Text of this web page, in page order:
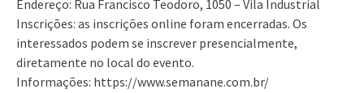
Endereço: Rua Francisco Teodoro, 1050 – Vila Industrial
Inscrições: as inscrições online foram encerradas. Os
interessados podem se inscrever presencialmente,
diretamente no local do evento.
Informações: https://www.semanane.com.br/